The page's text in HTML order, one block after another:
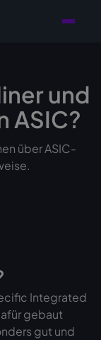
Ansprechpartner
und
ASIC?
über ASIC-
Integrated
gebaut
gut und